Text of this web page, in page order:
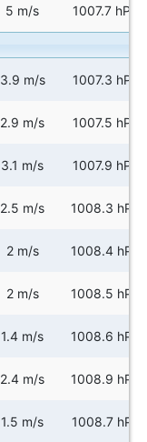
5 m/s 1007.7 hPa
3.9 m/s 1007.3 hPa
2.9 m/s 1007.5 hPa
3.1 m/s 1007.9 hPa
2.5 m/s 1008.3 hPa
2 m/s 1008.4 hPa
2 m/s 1008.5 hPa
1.4 m/s 1008.6 hPa
2.4 m/s 1008.9 hPa
1.5 m/s 1008.7 hPa